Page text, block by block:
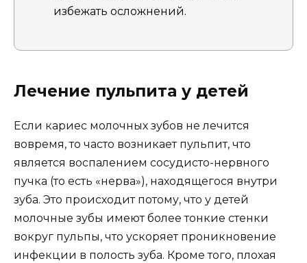
избежать осложнений.
Лечение пульпита у детей
Если кариес молочных зубов не лечится
вовремя, то часто возникает пульпит, что
является воспалением сосудисто-нервного
пучка (то есть «нерва»), находящегося внутри
зуба. Это происходит потому, что у детей
молочные зубы имеют более тонкие стенки
вокруг пульпы, что ускоряет проникновение
инфекции в полость зуба. Кроме того, плохая